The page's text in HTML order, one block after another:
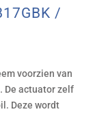
/
voorzien van
De actuator zelf
Deze wordt